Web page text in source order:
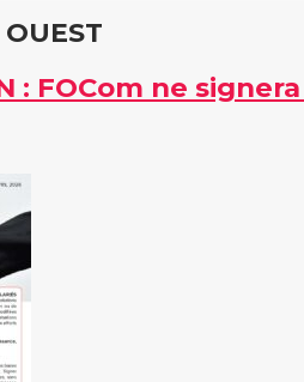
: FOCom ne